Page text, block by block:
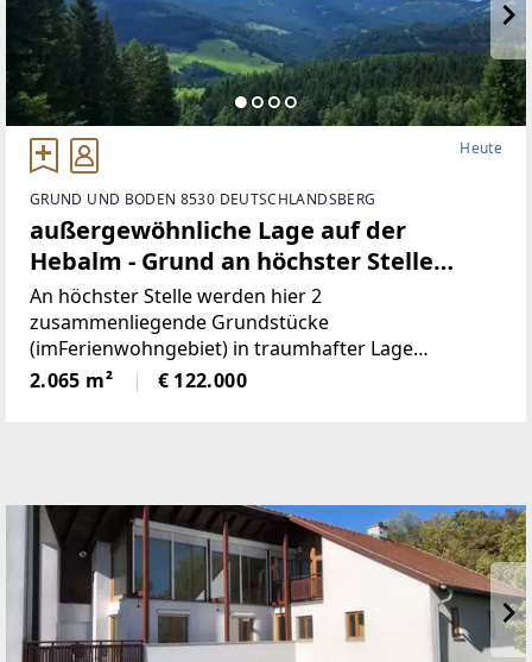
Heute
GRUND UND BODEN 8530 DEUTSCHLANDSBERG
außergewöhnliche Lage auf der
Hebalm - Grund an höchster Stelle
(Provisionsfrei)
An höchster Stelle werden hier 2
zusammenliegende Grundstücke
(imFerienwohngebiet) in traumhafter Lage
angeboten! Die beiden Grundstücke haben
inSumme 2.065m² (€59/ m²), sind süd-westlich
2.065 m² € 122.000